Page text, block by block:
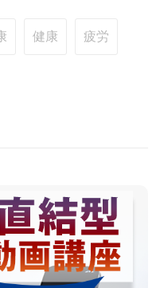
健康 疲労